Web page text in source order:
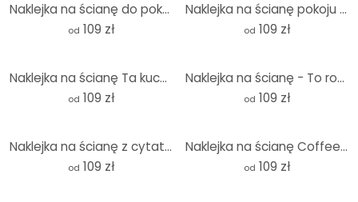
Naklejka na ścianę do pokoju dziecięcego Kapibara na Rolce - Powiedzenie Flow - Okrągła
od 109 zł
Naklejka na ścianę pokoju dziecięcego tęczowy robot Sleep Laugh Create - Treechild - okrągła
od 109 zł
Naklejka na ścianę Ta kuchnia jest do tańczenia - Ohkimiko - Okrągła
od 109 zł
Naklejka na ścianę - To rodzaj magii - Round
od 109 zł
Naklejka na ścianę z cytatem z filmu Diuna - Strach jest zabójcą umysłu - Round
od 109 zł
Naklejka na ścianę Coffee Lover - okrągła
od 109 zł